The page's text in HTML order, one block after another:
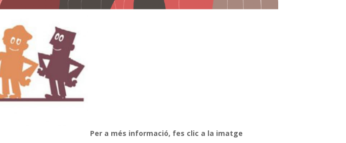
Per a més informació, fes clic a la imatge